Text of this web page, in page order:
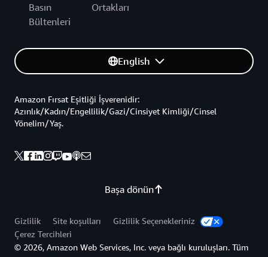
Basın
Bültenleri
Ortakları
English
Başa dönün
Amazon Fırsat Eşitliği İşverenidir:
Azınlık/Kadın/Engellilik/Gazi/Cinsiyet Kimliği/Cinsel
Yönelim/Yaş.
Gizlilik Site koşulları
Gizlilik Seçenekleriniz
Çerez Tercihleri
© 2026, Amazon Web Services, Inc. veya bağlı kuruluşları. Tüm